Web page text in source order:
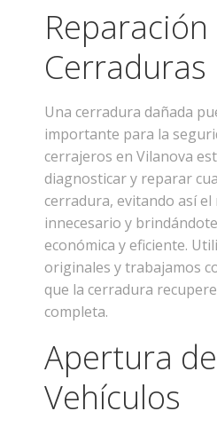
Reparación
Cerraduras
Una cerradura dañada
importante para la
cerrajeros en Vilanova
diagnosticar y reparar
cerradura, evitando así el
innecesario y
económica y eficiente.
originales y trabajamos
que la cerradura
completa.
Apertura de
Vehículos